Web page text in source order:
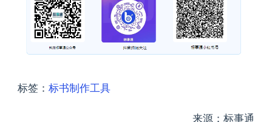
标签： 标书制作工具
来源：标事通